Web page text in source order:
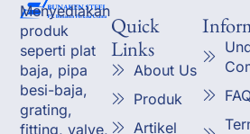
Menyediakan
produk
seperti plat
baja, pipa
besi-baja,
grating,
fitting, valve,
Quick
Links
About Us
Produk
Artikel